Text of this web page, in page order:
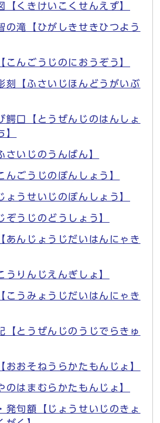
【くきけいこくせんえず】
の滝【ひがしきせきひつよう
こんごうじのにおうぞう】
刻【ふさいじほんどうがいぶ
鰐口【とうぜんじのはんしょ
】
さいじのうんばん】
んごうじのぼんしょう】
ょうせいじのぼんしょう】
ぞうじのどうしょう】
あんじょうじだいはんにゃき
うりんじえんぎしょ】
こうみょうじだいはんにゃき
【とうぜんじのうじでらきゅ
おおそねうらかたもんじょ】
のはまむらかたもんじょ】
発句額【じょうせいじのきょ